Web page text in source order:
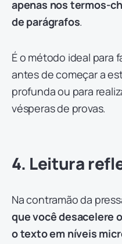
apenas nos termos-
de parágrafos.
É o método ideal para
antes de começar a
profunda ou para
vésperas de provas.
4. Leitura
Na contramão da
que você desacelere
o texto em níveis